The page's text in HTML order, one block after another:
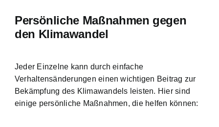
Persönliche Maßnahmen gegen
den Klimawandel
Jeder Einzelne kann durch einfache
Verhaltensänderungen einen wichtigen Beitrag zur
Bekämpfung des Klimawandels leisten. Hier sind
einige persönliche Maßnahmen, die helfen können: